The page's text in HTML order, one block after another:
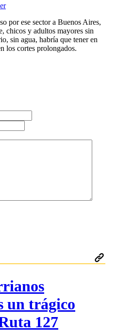
por ese sector a Buenos Aires,
chicos y adultos mayores sin
sin agua, habría que tener en
los cortes prolongados.
un trágico
127